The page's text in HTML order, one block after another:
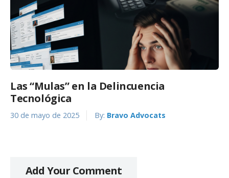
Las “Mulas” en la Delincuencia
Tecnológica
30 de mayo de 2025 By: Bravo Advocats
Add Your Comment